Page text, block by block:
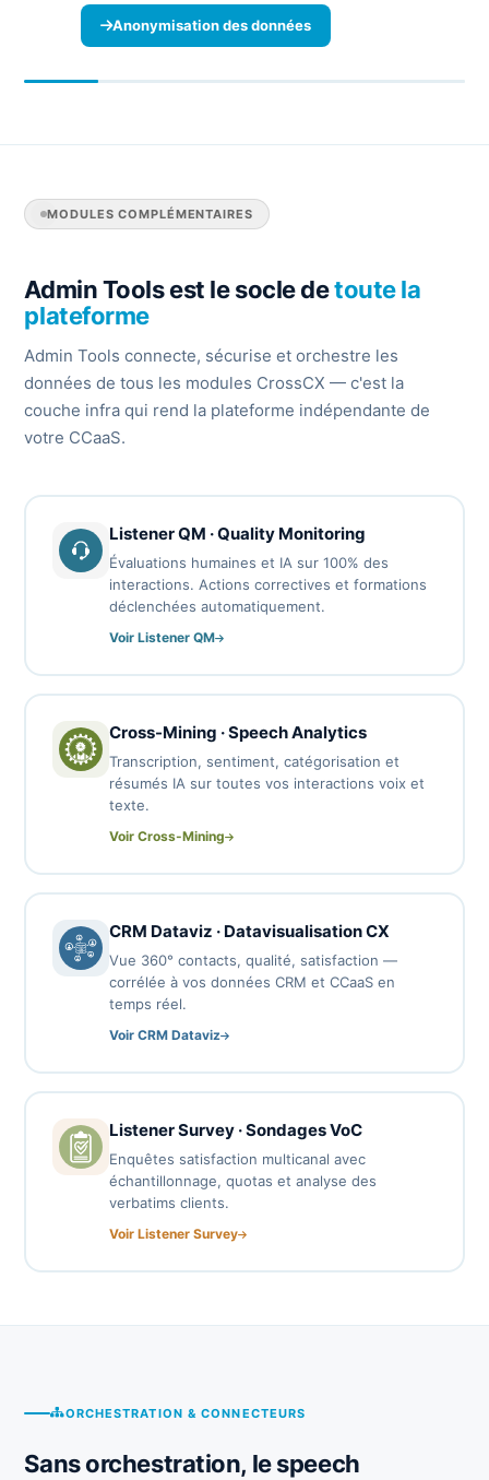
Anonymisation des données
MODULES COMPLÉMENTAIRES
Admin Tools est le socle detoute la
plateforme
Admin Tools connecte, sécurise et orchestre les
données de tous les modules CrossCX — c'est la
couche infra qui rend la plateforme indépendante de
votre CCaaS.
Listener QM · Quality Monitoring
Évaluations humaines et IA sur 100% des
interactions. Actions correctives et formations
déclenchées automatiquement.
Voir Listener QM
Cross-Mining · Speech Analytics
Transcription, sentiment, catégorisation et
résumés IA sur toutes vos interactions voix et
texte.
Voir Cross-Mining
CRM Dataviz · Datavisualisation CX
Vue 360° contacts, qualité, satisfaction —
corrélée à vos données CRM et CCaaS en
temps réel.
Voir CRM Dataviz
Listener Survey · Sondages VoC
Enquêtes satisfaction multicanal avec
échantillonnage, quotas et analyse des
verbatims clients.
Voir Listener Survey
ORCHESTRATION & CONNECTEURS
Sans orchestration, le speech